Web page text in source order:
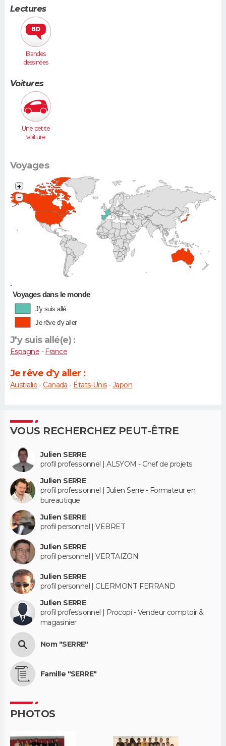
Lectures
Bandes
dessinées
Voitures
Une petite
voiture
Voyages
•
+
−
Voyages dans le monde
J'y suis allé
Je rêve d'y aller
J'y suis allé(e) :
Espagne -France
Je rêve d'y aller :
Australie- Canada - États-Unis-Japon
VOUS RECHERCHEZ PEUT-ÊTRE
Julien SERRE
profil professionnel | ALSYOM - Chef de projets
Julien SERRE
profil professionnel | Julien Serre - Formateur en
bureautique
Julien SERRE
profil personnel | VEBRET
Julien SERRE
profil personnel | VERTAIZON
Julien SERRE
profil personnel | CLERMONT FERRAND
Julien SERRE
profil professionnel | Procopi - Vendeur comptoir &
magasinier
Nom "SERRE"
Famille "SERRE"
PHOTOS